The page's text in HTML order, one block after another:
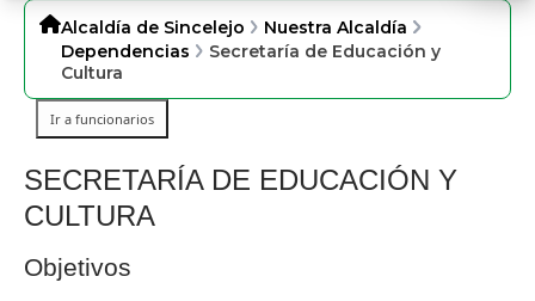
Alcaldía de Sincelejo
Nuestra Alcaldía
Dependencias
Secretaría de Educación y
Cultura
SECRETARÍA DE EDUCACIÓN Y
CULTURA
Objetivos